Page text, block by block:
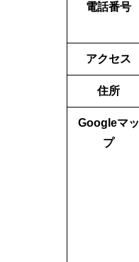
電話番号
アクセス
住所
Googleマッ
プ